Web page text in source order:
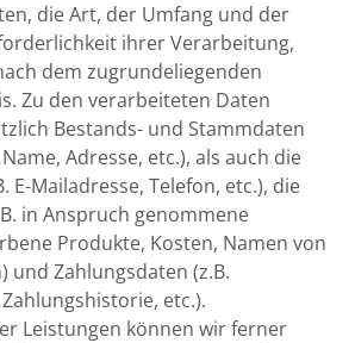
die Art, der Umfang und der
ihrer Verarbeitung,
dem zugrundeliegenden
Zu den verarbeiteten Daten
Bestands- und Stammdaten
Adresse, etc.), als auch die
E-Mailadresse, Telefon, etc.), die
in Anspruch genommene
Produkte, Kosten, Namen von
und Zahlungsdaten (z.B.
etc.).
Leistungen können wir ferner